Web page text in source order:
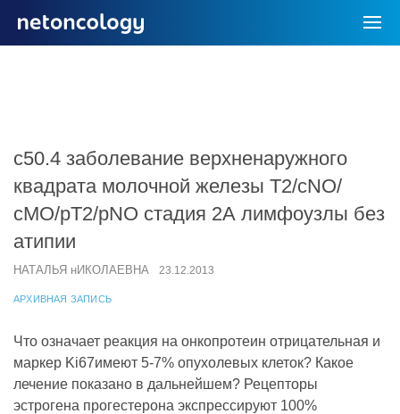
с50.4 заболевание верхненаружного
квадрата молочной железы Т2/сNO/
сMO/рТ2/рNO стадия 2А лимфоузлы без
атипии
НАТАЛЬЯ нИКОЛАЕВНА 23.12.2013
АРХИВНАЯ ЗАПИСЬ
Что означает реакция на онкопротеин отрицательная и
маркер Ki67имеют 5-7% опухолевых клеток? Какое
лечение показано в дальнейшем? Рецепторы
эстрогена прогестерона экспрессируют 100%